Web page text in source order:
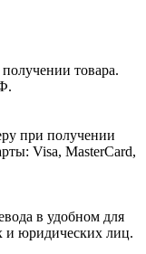
товара.
при получении
Visa, MasterCard,
в удобном для
и юридических лиц.